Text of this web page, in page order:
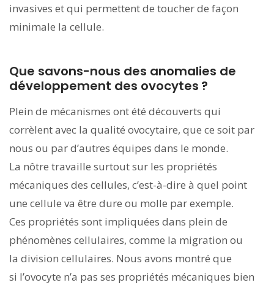
invasives et qui permettent de toucher de façon
minimale la cellule.
Que savons-nous des anomalies de
développement des ovocytes ?
Plein de mécanismes ont été découverts qui
corrèlent avec la qualité ovocytaire, que ce soit par
nous ou par d’autres équipes dans le monde.
La nôtre travaille surtout sur les propriétés
mécaniques des cellules, c’est-à-dire à quel point
une cellule va être dure ou molle par exemple.
Ces propriétés sont impliquées dans plein de
phénomènes cellulaires, comme la migration ou
la division cellulaires. Nous avons montré que
si l’ovocyte n’a pas ses propriétés mécaniques bien